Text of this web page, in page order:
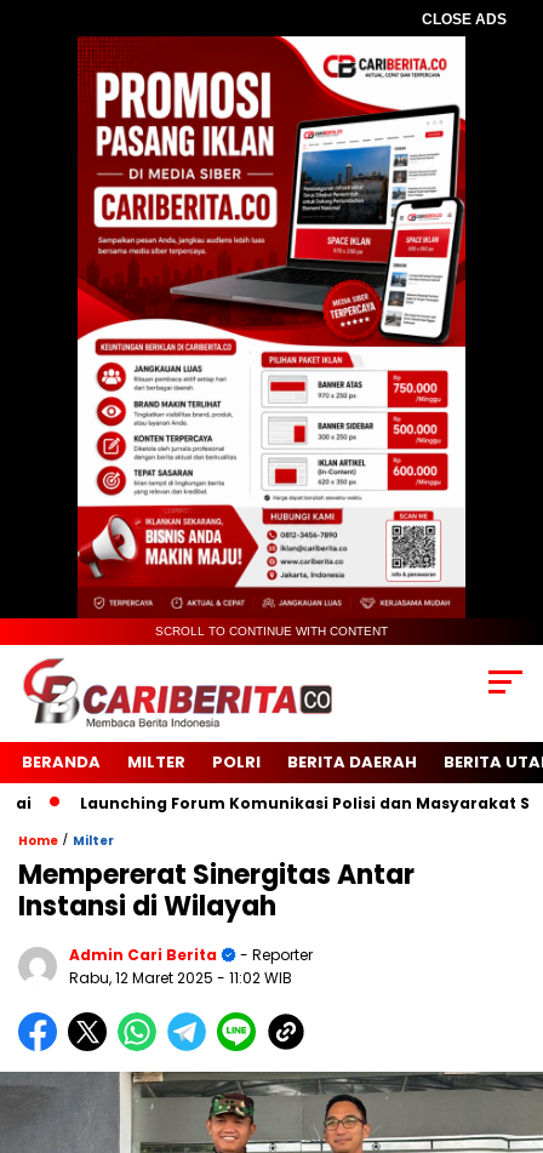
CLOSE ADS
SCROLL TO CONTINUE WITH CONTENT
BERANDA MILTER POLRI BERITA DAERAH BERITA
Launching Forum Komunikasi Polisi dan Masyarakat Sekolah
Home / Milter
Mempererat Sinergitas Antar
Instansi di Wilayah
Admin Cari Berita
- Reporter
Rabu, 12 Maret 2025 - 11:02 WIB